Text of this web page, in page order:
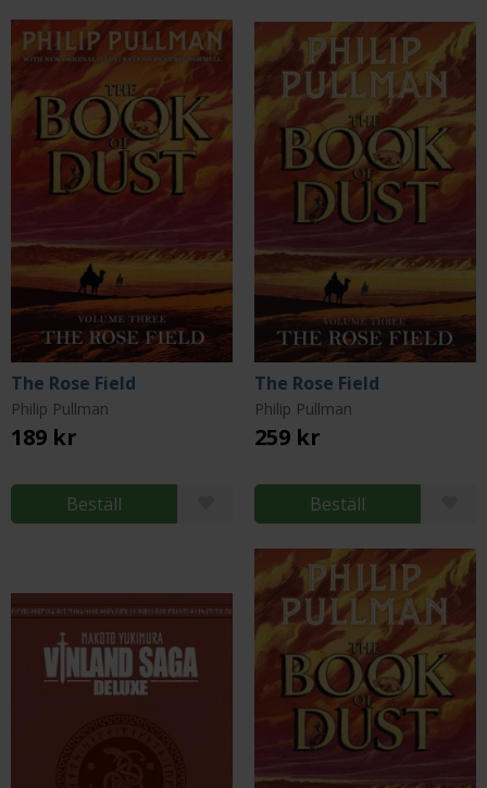
The Rose Field
Philip Pullman
189 kr
Beställ
The Rose Field
Philip Pullman
259 kr
Beställ